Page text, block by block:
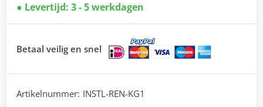
Levertijd: 3 - 5 werkdagen
Betaal veilig en snel
Artikelnummer: INSTL-REN-KG1